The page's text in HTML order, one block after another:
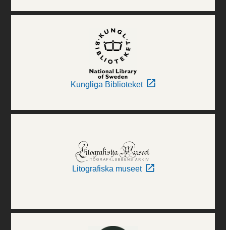
Kungliga Biblioteket
Litografiska museet